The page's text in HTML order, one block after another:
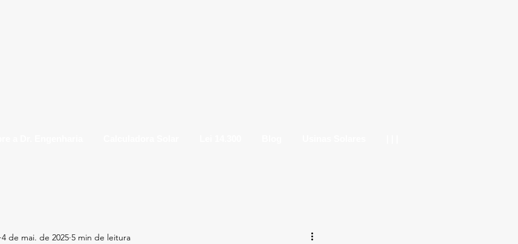
4 de mai. de 2025 5 min de leitura